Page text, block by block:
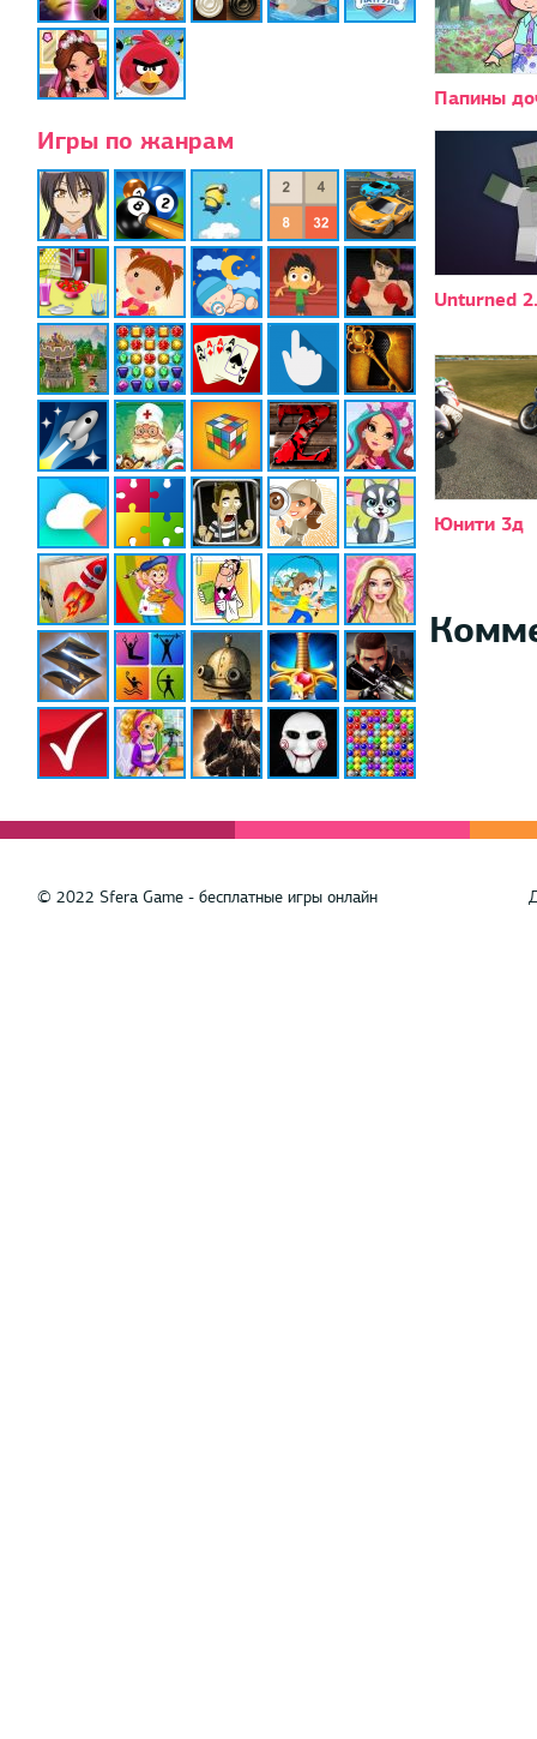
Игры по жанрам
Папины
Unturned
Юнити 3д
© 2022 Sfera Game - бесплатные игры онлайн